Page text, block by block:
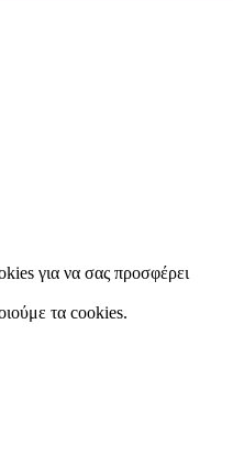
για να σας προσφέρει
τα cookies.